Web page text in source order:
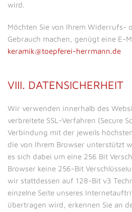
wird.
Möchten Sie von Ihrem Widerrufs-
Gebrauch machen, genügt eine E-
keramik@toepferei-herrmann.de
VIII. DATENSICHERHEIT
Wir verwenden innerhalb des
verbreitete SSL-Verfahren (Secure
Verbindung mit der jeweils
die von Ihrem Browser unterstützt
es sich dabei um eine 256 Bit
Browser keine 256-Bit
wir stattdessen auf 128-Bit v3
einzelne Seite unseres
übertragen wird, erkennen Sie an